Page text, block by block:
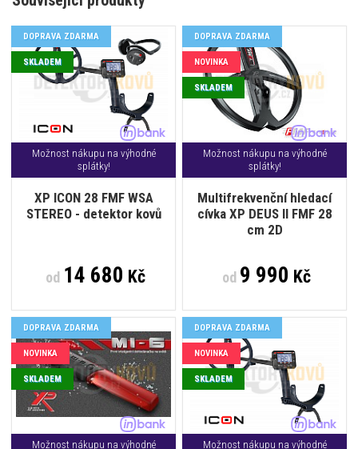
Možnost nákupu na výhodné
splátky!
XP ICON 28 FMF WSA
STEREO - detektor kovů
DOPRAVA ZDARMA
SKLADEM
od14 680 Kč
Možnost nákupu na výhodné
splátky!
Multifrekvenční hledací
cívka XP DEUS II FMF 28
cm 2D
DOPRAVA ZDARMA
NOVINKA
SKLADEM
od9 990 Kč
Možnost nákupu na výhodné
DOPRAVA ZDARMA
NOVINKA
SKLADEM
Možnost nákupu na výhodné
DOPRAVA ZDARMA
NOVINKA
SKLADEM